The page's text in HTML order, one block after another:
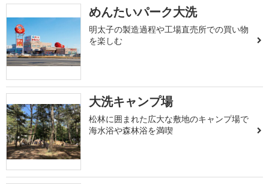
めんたいパーク大洗
明太子の製造過程や工場直売所での買い物
を楽しむ
大洗キャンプ場
松林に囲まれた広大な敷地のキャンプ場で
海水浴や森林浴を満喫